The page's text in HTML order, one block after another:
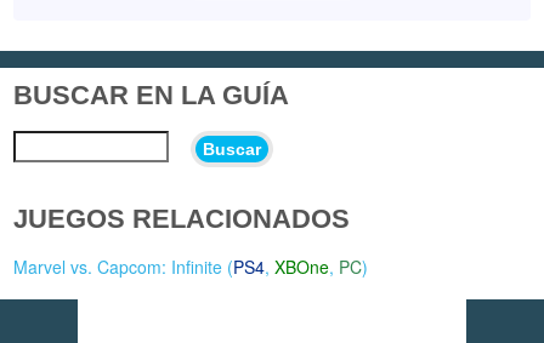
BUSCAR EN LA GUÍA
Buscar
JUEGOS RELACIONADOS
Marvel vs. Capcom: Infinite (PS4,XBOne, PC)